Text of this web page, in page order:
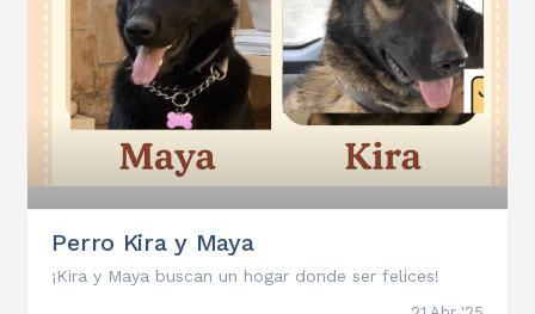
Perro Kira y Maya
¡Kira y Maya buscan un hogar donde ser felices!